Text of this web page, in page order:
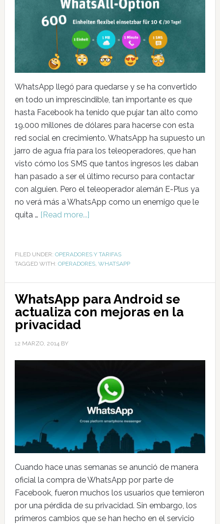
WhatsApp llegó para quedarse y se ha convertido
en todo un imprescindible, tan importante es que
hasta Facebook ha tenido que pujar tan alto como
19.000 millones de dólares para hacerse con esta
red social en crecimiento. WhatsApp ha supuesto un
jarro de agua fría para los teleoperadores, que han
visto cómo los SMS que tantos ingresos les daban
han pasado a ser el último recurso para contactar
con alguien. Pero el teleoperador alemán E-Plus ya
no verá más a WhatsApp como un enemigo que le
quita … [Read more...]
FILED UNDER: OPERADORES Y TARIFAS
TAGGED WITH: OPERADORES, WHATSAPP
WhatsApp para Android se
actualiza con mejoras en la
privacidad
12 MARZO, 2014BY
Cuando hace unas semanas se anunció de manera
oficial la compra de WhatsApp por parte de
Facebook, fueron muchos los usuarios que temieron
por una pérdida de su privacidad. Sin embargo, los
primeros cambios que se han hecho en el servicio